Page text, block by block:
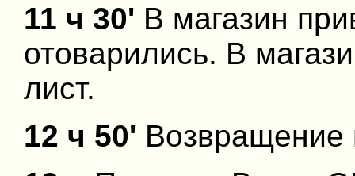
11 ч 30' В магазин
отоварились. В
лист.
12 ч 50' Возвращение